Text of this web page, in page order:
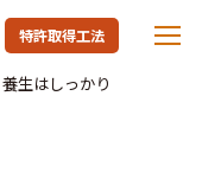
特許取得工法
養生はしっかり